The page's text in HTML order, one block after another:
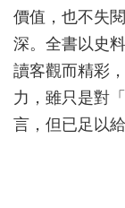
價值，也不失
深。全書以史
讀客觀而精彩
力，雖只是對
言，但已足以